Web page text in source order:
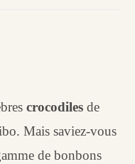
crocodiles de
Mais saviez-vous
de bonbons